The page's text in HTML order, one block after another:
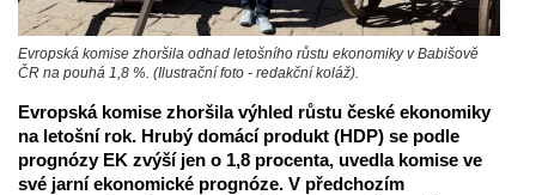
Evropská komise zhoršila odhad letošního růstu ekonomiky v Babišově
ČR na pouhá 1,8 %. (Ilustrační foto - redakční koláž).
Evropská komise zhoršila výhled růstu české ekonomiky
na letošní rok. Hrubý domácí produkt (HDP) se podle
prognózy EK zvýší jen o 1,8 procenta, uvedla komise ve
své jarní ekonomické prognóze. V předchozím